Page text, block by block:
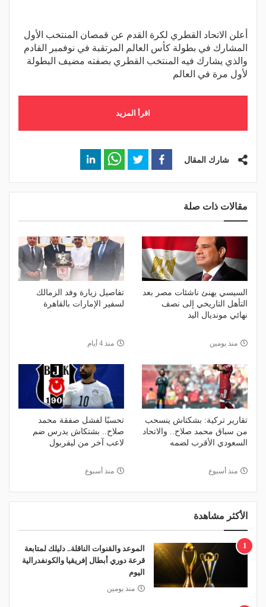
أعلن الاتحاد القطري لكرة القدم عن قمصان المنتخب الأول
المشارك في بطولة كأس العالم المرتقبة في نوفمبر القادم
والذي يشارك فيه المنتخب القطري بصفته مضيف البطولة
لأول مرة في العالم
اقرأ المزيد
شارك المقال
مقالات ذات صلة
السيسي يهنئ ناشئات مصر بعد
التأهل التاريخي إلى نصف
نهائي مونديال اليد
منذ يومين
تفاصيل زيارة وفد الزمالك
لسفير الإمارات بالقاهرة
منذ 4 أيام
تقارير تركية: بشكتاش ينسحب
من سباق محمد صلاح.. والاتحاد
السعودي الأقرب لضمه
منذ أسبوع
تحسبًا لفشل صفقة محمد
صلاح.. بشتكاش يدرس ضم
لاعب آخر من ليفربول
منذ أسبوع
الأكثر مشاهدة
1
الموعد والقنوات الناقلة.. دليلك لمتابعة
قرعة دوري أبطال إفريقيا والكونفدرالية
اليوم
منذ يومين